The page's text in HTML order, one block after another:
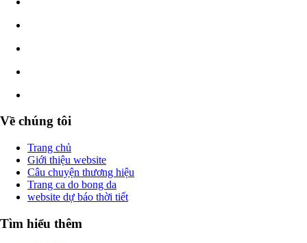
Về chúng tôi
Trang chủ
Giới thiệu website
Câu chuyện thương hiệu
Trang ca do bong da
website dự báo thời tiết
Tìm hiểu thêm